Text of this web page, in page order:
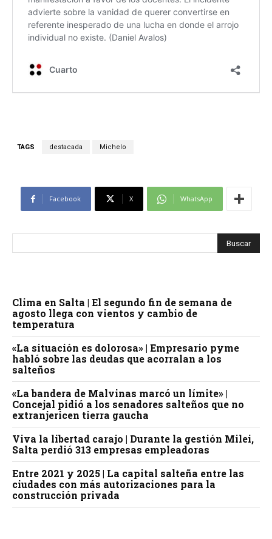
TAGS destacada Michelo
Facebook X WhatsApp
Clima en Salta | El segundo fin de semana de
agosto llega con vientos y cambio de
temperatura
«La situación es dolorosa» | Empresario pyme
habló sobre las deudas que acorralan a los
salteños
«La bandera de Malvinas marcó un límite» |
Concejal pidió a los senadores salteños que no
extranjericen tierra gaucha
Viva la libertad carajo | Durante la gestión Milei,
Salta perdió 313 empresas empleadoras
Entre 2021 y 2025 | La capital salteña entre las
ciudades con más autorizaciones para la
construcción privada